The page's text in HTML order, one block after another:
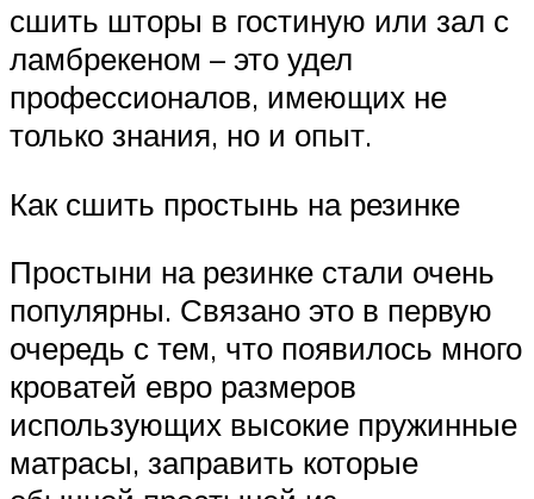
сшить шторы в гостиную или зал с
ламбрекеном – это удел
профессионалов, имеющих не
только знания, но и опыт.
Как сшить простынь на резинке
Простыни на резинке стали очень
популярны. Связано это в первую
очередь с тем, что появилось много
кроватей евро размеров
использующих высокие пружинные
матрасы, заправить которые